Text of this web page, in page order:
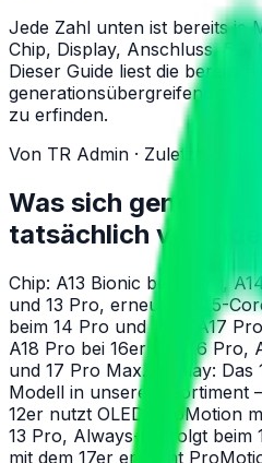
Jede Zahl unten ist bereits
Chip, Display, Anschluss, 5G,
Dieser Guide liest die bereits
generationsübergreifend
zu erfinden.
Von TR Admin · Zuletzt
Was sich
tatsächlich
Chip: A13 Bionic beim 11er,
und 13 Pro, erneut A15 (5-
beim 14 Pro und 15er, A17
A18 Pro bei 16er und 16 Pro,
und 17 Pro Max. Display: Das
Modell in unserem Sortiment
12er nutzt OLED, ProMotion
13 Pro, Always-On folgt beim
mit dem 17er erreicht